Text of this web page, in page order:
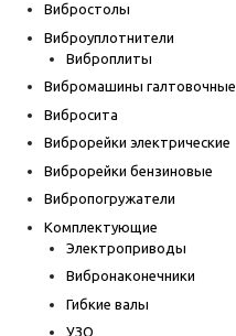
Вибростолы
Виброуплотнители
Виброплиты
Вибромашины галтовочные
Вибросита
Виброрейки электрические
Виброрейки бензиновые
Вибропогружатели
Комплектующие
Электроприводы
Вибронаконечники
Гибкие валы
УЗО